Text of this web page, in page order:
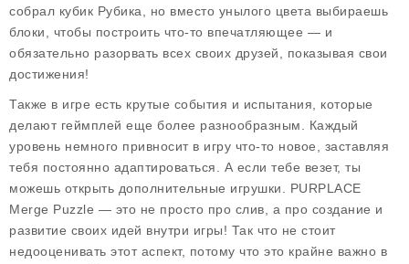
собрал кубик Рубика, но вместо унылого цвета выбираешь
блоки, чтобы построить что-то впечатляющее — и
обязательно разорвать всех своих друзей, показывая свои
достижения!
Также в игре есть крутые события и испытания, которые
делают геймплей еще более разнообразным. Каждый
уровень немного привносит в игру что-то новое, заставляя
тебя постоянно адаптироваться. А если тебе везет, ты
можешь открыть дополнительные игрушки. PURPLACE
Merge Puzzle — это не просто про слив, а про создание и
развитие своих идей внутри игры! Так что не стоит
недооценивать этот аспект, потому что это крайне важно в